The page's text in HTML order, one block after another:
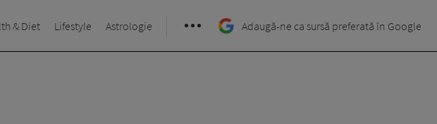
& Diet Lifestyle Astrologie Adaugă-ne ca sursă preferată în Google